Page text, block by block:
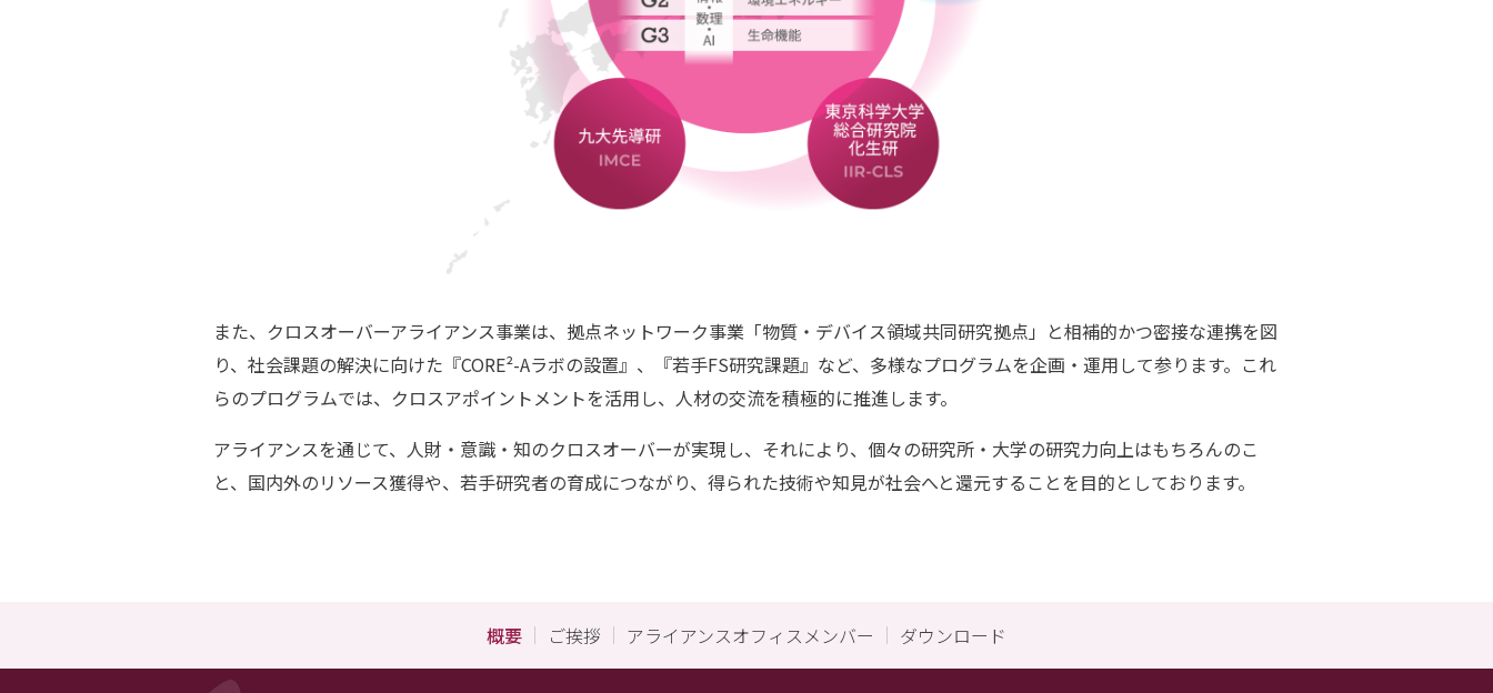
また、クロスオーバーアライアンス事業は、拠点ネットワーク事業「物質・デバイス領域共同研究拠点」と相補的かつ密接な連携を図
り、社会課題の解決に向けた『CORE²-Aラボの設置』、『若⼿FS研究課題』など、多様なプログラムを企画・運⽤して参ります。これ
らのプログラムでは、クロスアポイントメントを活⽤し、⼈材の交流を積極的に推進します。
アライアンスを通じて、⼈財・意識・知のクロスオーバーが実現し、それにより、個々の研究所・⼤学の研究⼒向上はもちろんのこ
と、国内外のリソース獲得や、若⼿研究者の育成につながり、得られた技術や知⾒が社会へと還元することを⽬的としております。
概要 ご挨拶 アライアンスオフィスメンバー ダウンロード